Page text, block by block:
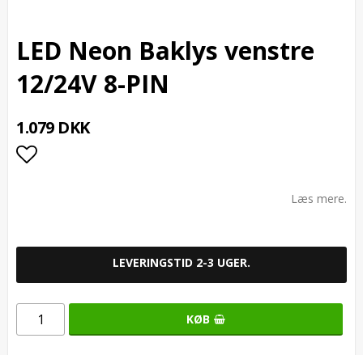
LED Neon Baklys venstre
12/24V 8-PIN
1.079 DKK
Læs mere.
LEVERINGSTID 2-3 UGER.
KØB